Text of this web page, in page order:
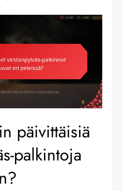
päivittäisiä
palkintoja